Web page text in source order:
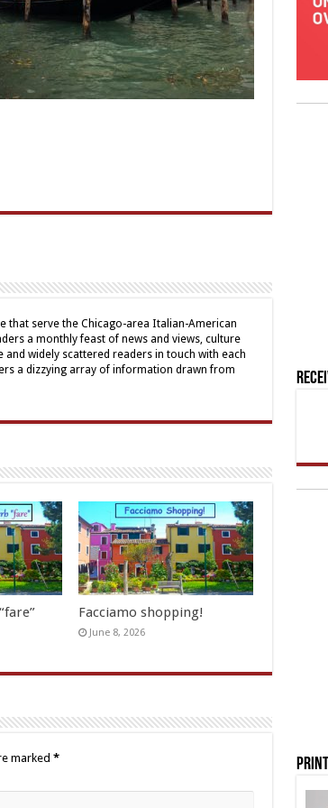
that serve the Chicago-area Italian-American
a monthly feast of news and views, culture
widely scattered readers in touch with each
a dizzying array of information drawn from
Facciamo shopping!
June 8, 2026
marked *